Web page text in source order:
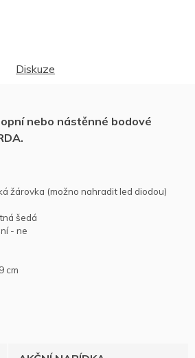
Diskuze
nebo nástěnné bodové
žárovka (možno nahradit led diodou)
šedá
- ne
cm